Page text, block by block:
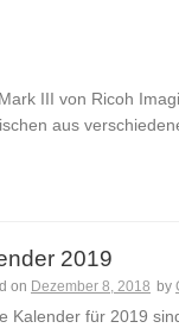
III von Ricoh
aus
2019
on Dezember 8, 2018 by
Kalender für 2019